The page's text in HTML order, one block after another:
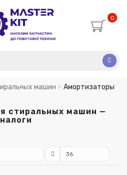
0
машин Амортизаторы
стиральных машин —